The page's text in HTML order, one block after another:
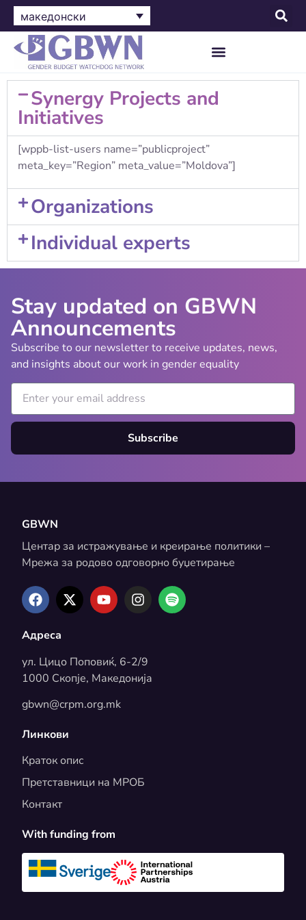
македонски
Synergy Projects and
Initiatives
[wppb-list-users name=”publicproject”
meta_key=”Region” meta_value=”Moldova”]
Organizations
Individual experts
Stay updated on GBWN
Announcements
Subscribe to our newsletter to receive updates, news,
and insights about our work in gender equality
Subscribe
GBWN
Центар за истражување и креирање политики –
Мрежа за родово одговорно буџетирање
Адреса
ул. Цицо Поповиќ, 6-2/9
1000 Скопје, Македонија
gbwn@crpm.org.mk
Линкови
Краток опис
Претставници на МРОБ
Контакт
With funding from